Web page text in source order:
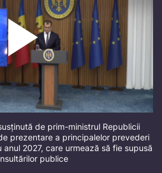
de prim-ministrul Republicii
prezentare a principalelor prevederi
2027, care urmează să fie supusă
publice